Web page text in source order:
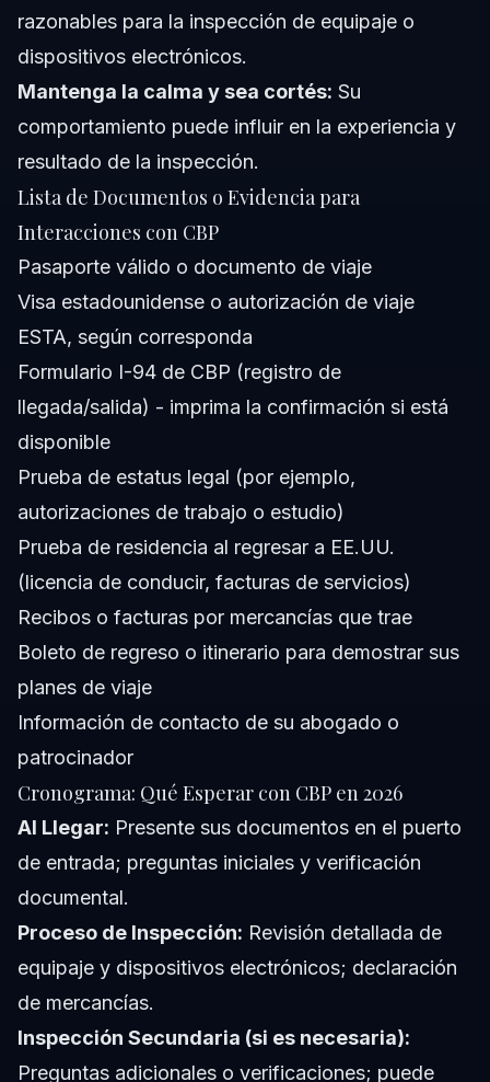
razonables para la inspección de equipaje o
dispositivos electrónicos.
Mantenga la calma y sea cortés: Su
comportamiento puede influir en la experiencia y
resultado de la inspección.
Lista de Documentos o Evidencia para
Interacciones con CBP
Pasaporte válido o documento de viaje
Visa estadounidense o autorización de viaje
ESTA, según corresponda
Formulario I-94 de CBP (registro de
llegada/salida) - imprima la confirmación si está
disponible
Prueba de estatus legal (por ejemplo,
autorizaciones de trabajo o estudio)
Prueba de residencia al regresar a EE.UU.
(licencia de conducir, facturas de servicios)
Recibos o facturas por mercancías que trae
Boleto de regreso o itinerario para demostrar sus
planes de viaje
Información de contacto de su abogado o
patrocinador
Cronograma: Qué Esperar con CBP en 2026
Al Llegar: Presente sus documentos en el puerto
de entrada; preguntas iniciales y verificación
documental.
Proceso de Inspección: Revisión detallada de
equipaje y dispositivos electrónicos; declaración
de mercancías.
Inspección Secundaria (si es necesaria):
Preguntas adicionales o verificaciones; puede